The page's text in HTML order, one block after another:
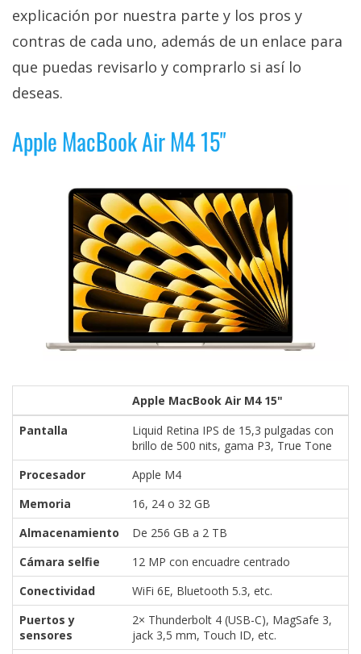
explicación por nuestra parte y los pros y
contras de cada uno, además de un enlace para
que puedas revisarlo y comprarlo si así lo
deseas.
Apple MacBook Air M4 15"
Apple MacBook Air M4 15"
Pantalla
Liquid Retina IPS de 15,3 pulgadas con
brillo de 500 nits, gama P3, True Tone
Procesador
Apple M4
Memoria
16, 24 o 32 GB
Almacenamiento
De 256 GB a 2 TB
Cámara selfie
12 MP con encuadre centrado
Conectividad
WiFi 6E, Bluetooth 5.3, etc.
Puertos y
sensores
2× Thunderbolt 4 (USB-C), MagSafe 3,
jack 3,5 mm, Touch ID, etc.